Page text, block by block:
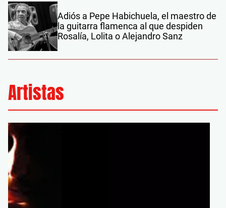
Adiós a Pepe Habichuela, el maestro de
la guitarra flamenca al que despiden
Rosalía, Lolita o Alejandro Sanz
Artistas